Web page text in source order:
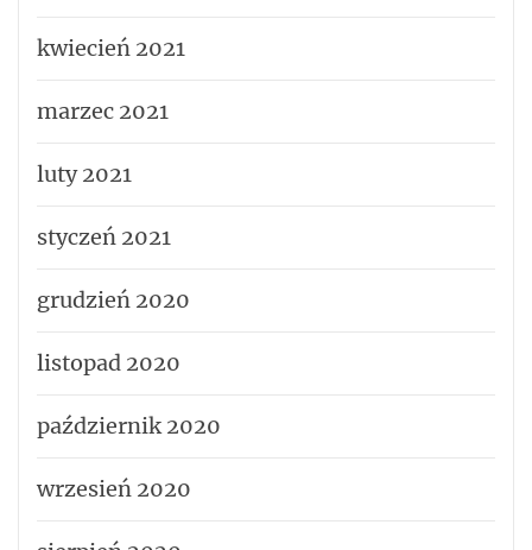
kwiecień 2021
marzec 2021
luty 2021
styczeń 2021
grudzień 2020
listopad 2020
październik 2020
wrzesień 2020